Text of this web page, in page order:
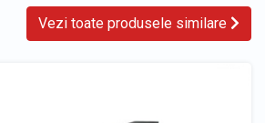
Vezi toate produsele similare